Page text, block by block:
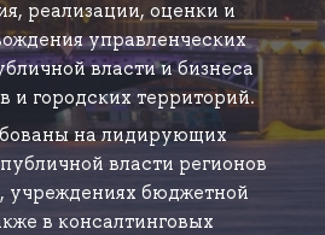
реализации, оценки и
управленческих
власти и бизнеса
и городских территорий.
на лидирующих
власти регионов
учреждениях бюджетной
в консалтинговых